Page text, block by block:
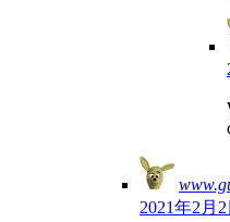
2021年2月